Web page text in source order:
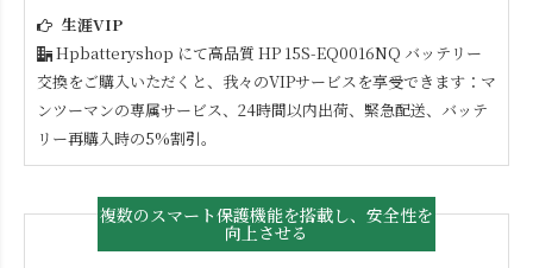
生涯VIP
Hpbatteryshop にて高品質 HP 15S-EQ0016NQ バッテリー
交換をご購入いただくと、我々のVIPサービスを享受できます：マ
ンツーマンの専属サービス、24時間以内出荷、緊急配送、バッテ
リー再購入時の5%割引。
複数のスマート保護機能を搭載し、安全性を
向上させる